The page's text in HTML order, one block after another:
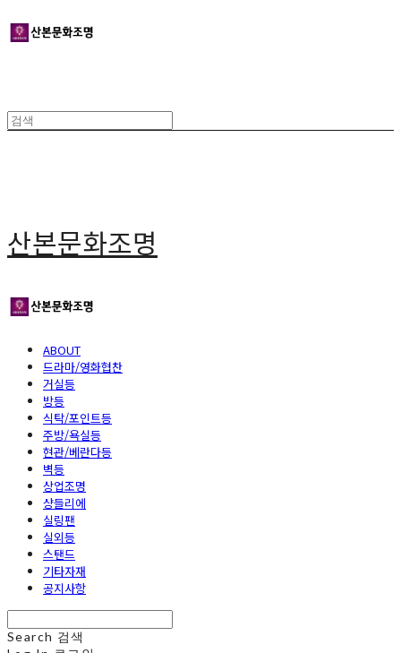
산본문화조명
ABOUT
드라마/영화협찬
거실등
방등
식탁/포인트등
주방/욕실등
현관/베란다등
벽등
상업조명
샹들리에
실링팬
실외등
스탠드
기타자재
공지사항
Search 검색